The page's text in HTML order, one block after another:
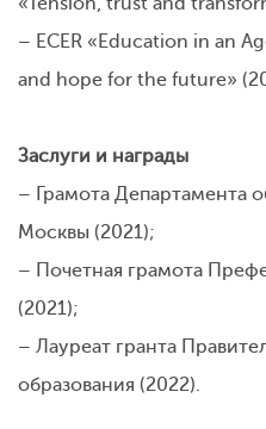
– ECER «Education in an
and hope for the future»
Заслуги и награды
– Грамота Департамента
Москвы (2021);
– Почетная грамота
(2021);
– Лауреат гранта
образования (2022).